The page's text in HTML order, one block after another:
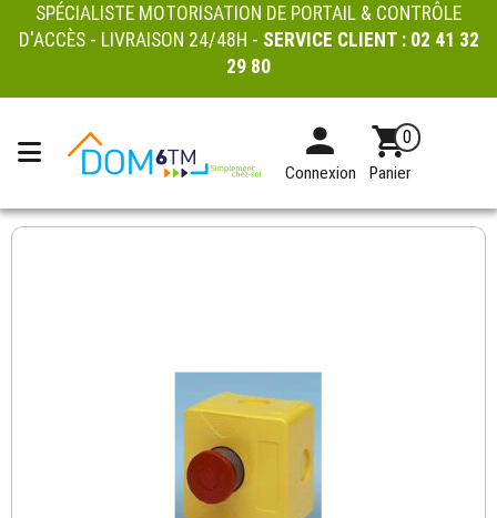
SPÉCIALISTE MOTORISATION DE PORTAIL & CONTRÔLE
D'ACCÈS - LIVRAISON 24/48H - SERVICE CLIENT : 02 41 32
29 80
Connexion
0
Panier